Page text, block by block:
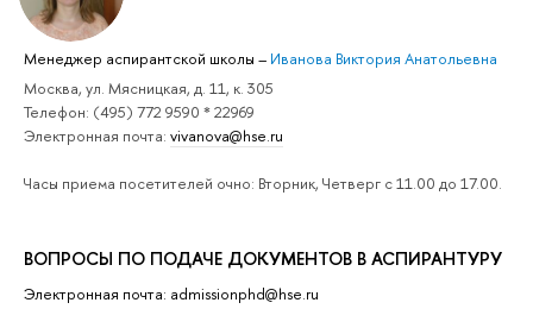
Менеджер аспирантской школы – Иванова Виктория Анатольевна
Москва, ул. Мясницкая, д. 11, к. 305
Телефон: (495) 772 9590 * 22969
Электронная почта: vivanova@hse.ru
Часы приема посетителей очно: Вторник, Четверг с 11.00 до 17.00.
ВОПРОСЫ ПО ПОДАЧЕ ДОКУМЕНТОВ В АСПИРАНТУРУ
Электронная почта: admissionphd@hse.ru